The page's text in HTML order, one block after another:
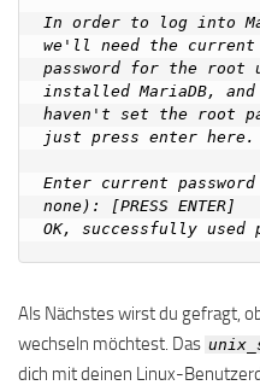
In order to log into
we'll need the current
password for the
installed MariaDB, and
haven't set the root
just press enter here.
Enter current
none): [PRESS ENTER]
Als Nächstes wirst du gefragt,
wechseln möchtest. Das
dich mit deinen Linux-